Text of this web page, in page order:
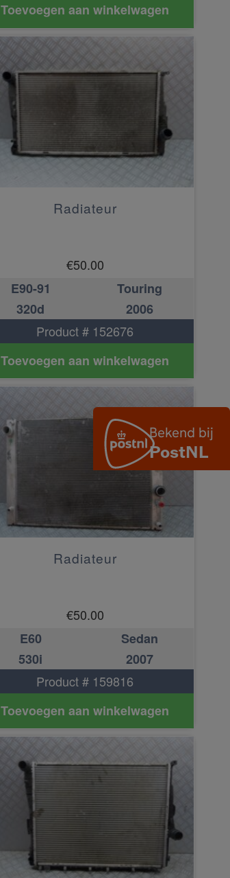
Toevoegen aan winkelwagen
Radiateur
€50.00
E90-91
Touring
320d
2006
Product # 152676
Toevoegen aan winkelwagen
Radiateur
€50.00
E60
Sedan
530i
2007
Product # 159816
Toevoegen aan winkelwagen